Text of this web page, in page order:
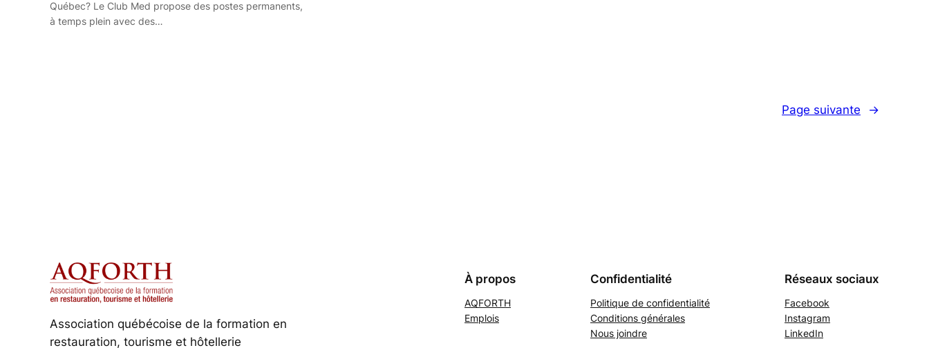
Québec? Le Club Med propose des postes permanents,
à temps plein avec des…
Page suivante →
Association québécoise de la formation en
restauration, tourisme et hôtellerie
À propos
AQFORTH
Emplois
Confidentialité
Politique de confidentialité
Conditions générales
Nous joindre
Réseaux sociaux
Facebook
Instagram
LinkedIn